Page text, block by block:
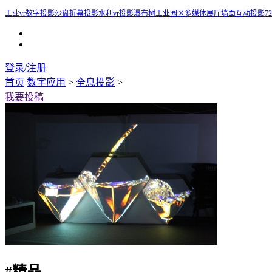
工业vr数字投影沙盘折幕投影水利vr投影瀑布树工业园区多媒体展厅墙面互动投影
登录/注册
首页 数字应用 > 全息投影 >
我要投稿